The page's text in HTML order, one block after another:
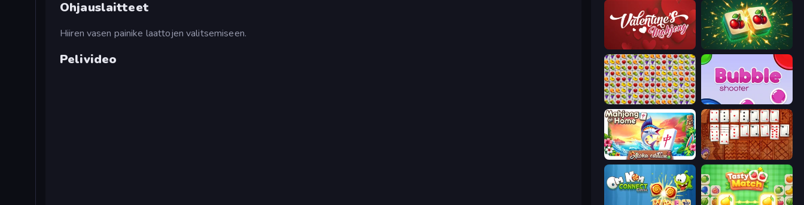
Ohjauslaitteet
Hiiren vasen painike laattojen valitsemiseen.
Pelivideo
Valentine Mahjong Mahjong Puzzle: Tile Match
Same Game Fruit Collapse Bubble Shooter
Aloha Mahjong Algerian Solitaire